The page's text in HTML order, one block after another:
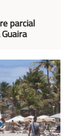
parcial